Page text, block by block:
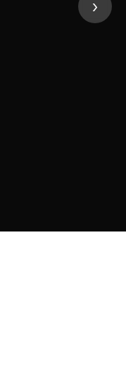
›